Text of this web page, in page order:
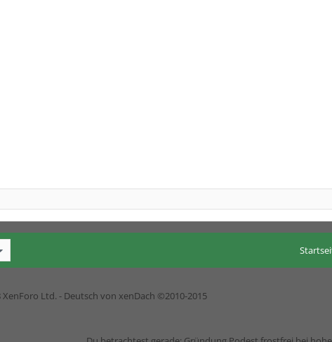
XenForo Ltd. - Deutsch von xenDach ©2010-2015